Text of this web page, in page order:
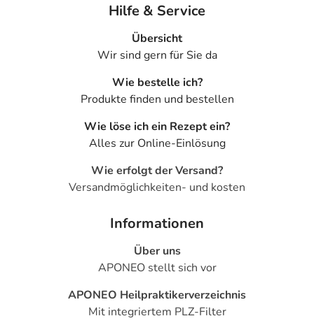
Hilfe & Service
Übersicht
Wir sind gern für Sie da
Wie bestelle ich?
Produkte finden und bestellen
Wie löse ich ein Rezept ein?
Alles zur Online-Einlösung
Wie erfolgt der Versand?
Versandmöglichkeiten- und kosten
Informationen
Über uns
APONEO stellt sich vor
APONEO Heilpraktikerverzeichnis
Mit integriertem PLZ-Filter